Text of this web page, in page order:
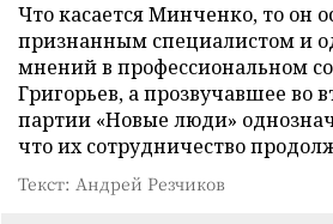
Что касается Минченко, то он
признанным специалистом и
мнений в профессиональном
Григорьев, а прозвучавшее во
партии «Новые люди»
что их сотрудничество
Текст: Андрей Резчиков